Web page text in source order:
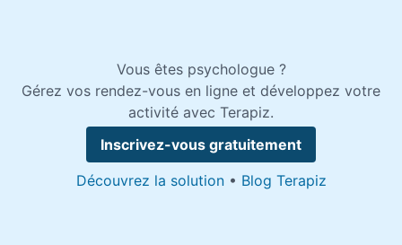
Vous êtes psychologue ?
Gérez vos rendez-vous en ligne et développez votre
activité avec Terapiz.
Inscrivez-vous gratuitement
Découvrez la solution• Blog Terapiz